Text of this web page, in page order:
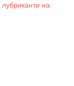
лубриканти на